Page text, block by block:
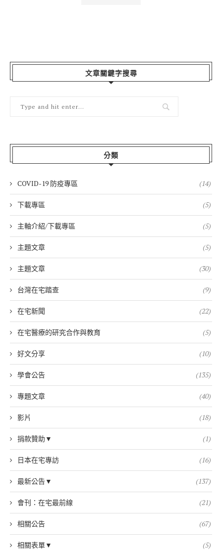
文章關鍵字搜尋
分類
COVID-19 防疫專區 (14)
下載專區 (5)
主軸介紹/下載專區 (5)
主題文章 (5)
主題文章 (30)
台灣在宅踏查 (9)
在宅新聞 (22)
在宅醫療的研究合作與教育 (5)
好文分享 (10)
學會公告 (135)
專題文章 (40)
影片 (18)
捐款贊助▼ (1)
日本在宅專訪 (16)
最新公告▼ (137)
會刊：在宅最前線 (21)
相關公告 (67)
相關表單▼ (5)